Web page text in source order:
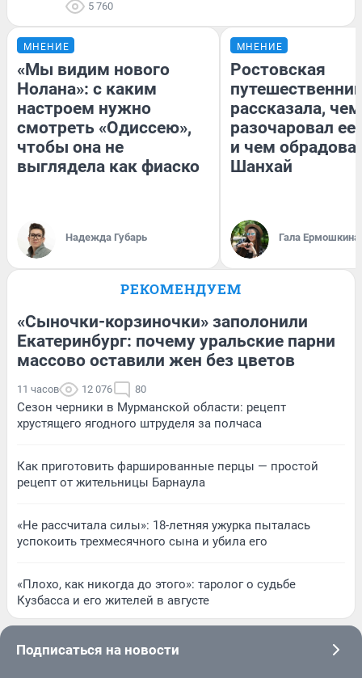
5 760
МНЕНИЕ
«Мы видим нового
Нолана»: с каким
настроем нужно
смотреть «Одиссею»,
чтобы она не
выглядела как фиаско
Надежда Губарь
МНЕНИЕ
Ростовская
рассказала, чем
разочаровал
и чем
Шанхай
Гала Ермошкина
РЕКОМЕНДУЕМ
«Сыночки-корзиночки» заполонили
Екатеринбург: почему уральские парни
массово оставили жен без цветов
11 часов 12 076 80
Сезон черники в Мурманской области: рецепт
хрустящего ягодного штруделя за полчаса
Как приготовить фаршированные перцы — простой
рецепт от жительницы Барнаула
«Не рассчитала силы»: 18-летняя ужурка пыталась
успокоить трехмесячного сына и убила его
«Плохо, как никогда до этого»: таролог о судьбе
Кузбасса и его жителей в августе
Подписаться на новости